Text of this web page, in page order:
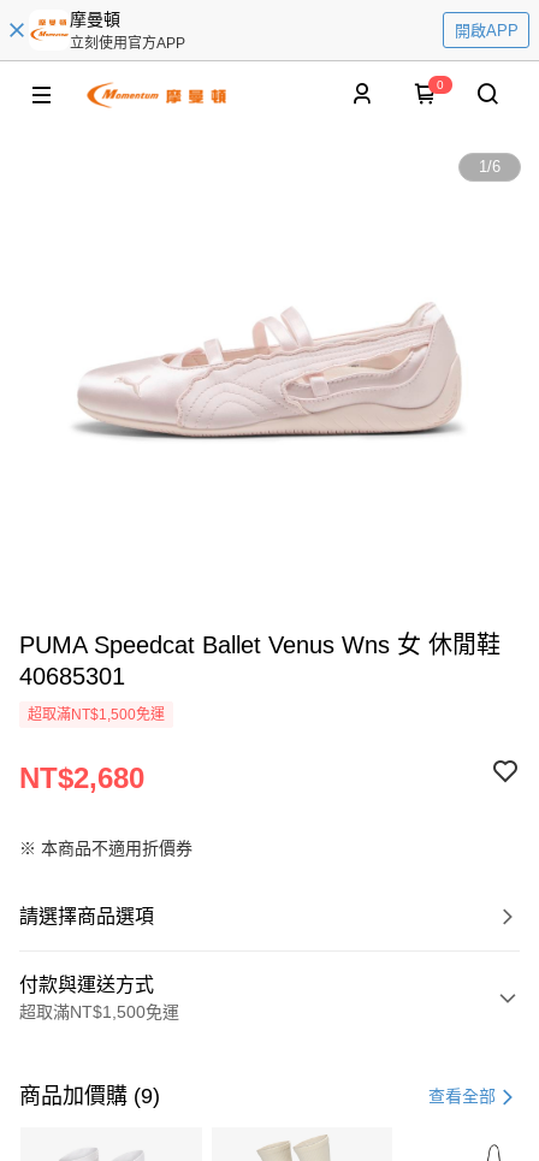
摩曼頓
立刻使用官方APP
開啟APP
0
1/6
PUMA Speedcat Ballet Venus Wns 女 休閒鞋
40685301
超取滿NT$1,500免運
NT$2,680
※ 本商品不適用折價券
請選擇商品選項
付款與運送方式
超取滿NT$1,500免運
信用卡一次付款
商品加價購 (9) 查看全部